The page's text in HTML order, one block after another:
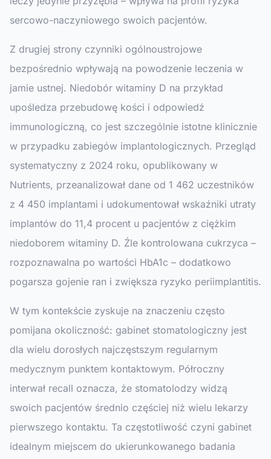
sercowo-naczyniowego swoich pacjentów.
Z drugiej strony czynniki ogólnoustrojowe
bezpośrednio wpływają na powodzenie leczenia w
jamie ustnej. Niedobór witaminy D na przykład
upośledza przebudowę kości i odpowiedź
immunologiczną, co jest szczególnie istotne klinicznie
w przypadku zabiegów implantologicznych. Przegląd
systematyczny z 2024 roku, opublikowany w
Nutrients, przeanalizował dane od 1 462 uczestników
z 4 450 implantami i udokumentował wskaźniki utraty
implantów do 11,4 procent u pacjentów z ciężkim
niedoborem witaminy D. Źle kontrolowana cukrzyca –
rozpoznawalna po wartości HbA1c – dodatkowo
pogarsza gojenie ran i zwiększa ryzyko periimplantitis.
W tym kontekście zyskuje na znaczeniu często
pomijana okoliczność: gabinet stomatologiczny jest
dla wielu dorosłych najczęstszym regularnym
medycznym punktem kontaktowym. Półroczny
interwał recall oznacza, że stomatolodzy widzą
swoich pacjentów średnio częściej niż wielu lekarzy
pierwszego kontaktu. Ta częstotliwość czyni gabinet
idealnym miejscem do ukierunkowanego badania